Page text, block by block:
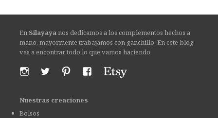
En Silayayanos dedicamos a los complementos hechos a
mano, mayormente trabajamos con ganchillo. En este blog
vas a encontrar todo lo que vamos haciendo.
Nuestras creaciones
Bolsos